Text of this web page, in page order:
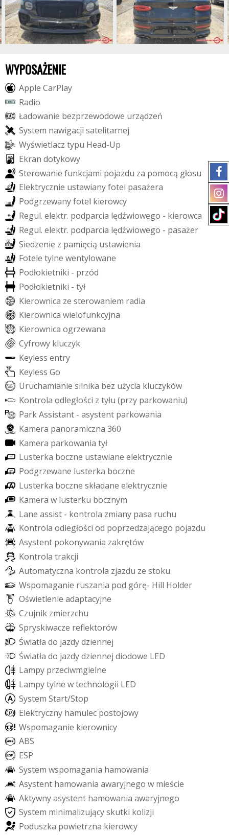
WYPOSAŻENIE
Apple CarPlay
Radio
Ładowanie bezprzewodowe urządzeń
System nawigacji satelitarnej
Wyświetlacz typu Head-Up
Ekran dotykowy
Sterowanie funkcjami pojazdu za pomocą głosu
Elektrycznie ustawianyfotel pasażera
Podgrzewanyfotel kierowcy
Regul. elektr. podparcia lędźwiowego - kierowca
Regul. elektr. podparcia lędźwiowego - pasażer
Siedzenie z pamięcią ustawienia
Fotele tylne wentylowane
Podłokietniki - przód
Podłokietniki - tył
Kierownica ze sterowaniem radia
Kierownica wielofunkcyjna
Kierownica ogrzewana
Cyfrowy kluczyk
Keyless entry
Keyless Go
Uruchamianie silnika bez użycia kluczyków
Kontrola odległości z tyłu (przy parkowaniu)
ParkAssistant - asystent parkowania
Kamera panoramiczna 360
Kamera parkowania tył
Lusterka boczne ustawiane elektrycznie
Podgrzewane lusterka boczne
Lusterka boczne składane elektrycznie
Kamera w lusterku bocznym
Lane assist - kontrola zmiany pasa ruchu
Kontrola odległości od poprzedzającego pojazdu
Asystent pokonywania zakrętów
Kontrola trakcji
Automatyczna kontrola zjazdu ze stoku
Wspomaganie ruszania pod górę- Hill Holder
Oświetlenie adaptacyjne
Czujnik zmierzchu
Spryskiwacze refektorów
Światła do jazdydziennej
Światła do jazdydziennej diodowe LED
Lampy przeciwmgielne
Lampytylne wtechnologii LED
System Start/Stop
Elektryczny hamulec postojowy
Wspomaganie kierownicy
ABS
ESP
System wspomagania hamowania
Asystent hamowania awaryjnego w mieście
Aktywnyasystent hamowania awaryjnego
System minimalizującyskutki kolizji
Poduszka powietrzna kierowcy